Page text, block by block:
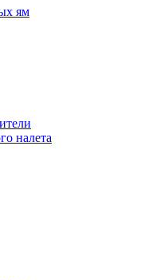
ям
налета